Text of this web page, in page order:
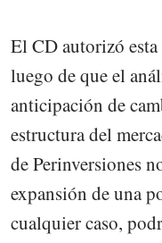
El CD autorizó
luego de que el
anticipación de
estructura del
de Perinversiones
expansión de una
cualquier caso,